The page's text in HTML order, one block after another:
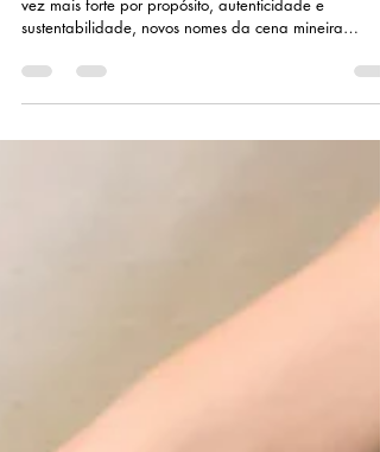
Norte Estrela: A Marca Mineira
que Cria Desejo e Estilo de Vida
Através do Upcycling
vez mais forte por propósito, autenticidade e
Estrela, marca fundada por Bárbara Lisboa, ex-aluna
do Prof. Ney Versiani – fundador deste blog –, que
vem chamando atenção por unir upcycling,
autoral e um olhar muito sensível para o fazer